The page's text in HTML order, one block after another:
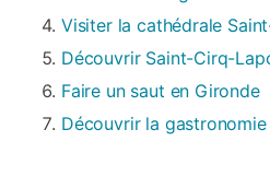
Visiter la cathédrale
Découvrir Saint-Cirq-
Faire un saut en Gironde
Découvrir la